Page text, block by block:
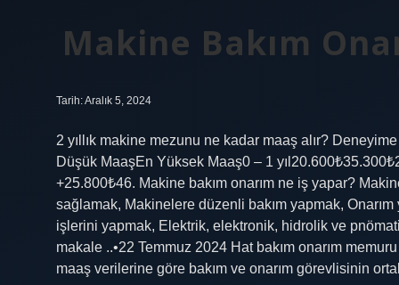
Makine Bakım
Tarih: Aralık 5, 2024
2 yıllık makine mezunu ne kadar maaş alır?
Düşük MaaşEn Yüksek Maaş0 – 1
+25.800₺46. Makine bakım onarım ne iş yapar?
sağlamak, Makinelere düzenli bakım yapmak,
işlerini yapmak, Elektrik, elektronik, hidrolik ve
makale ..•22 Temmuz 2024 Hat bakım onarım
maaş verilerine göre bakım ve onarım görevlisinin